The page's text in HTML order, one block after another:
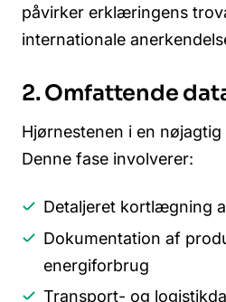
påvirker erklæringens
internationale
2. Omfattende
Hjørnestenen i en
Denne fase involverer:
Detaljeret kortlægning
Dokumentation af
energiforbrug
Transport- og